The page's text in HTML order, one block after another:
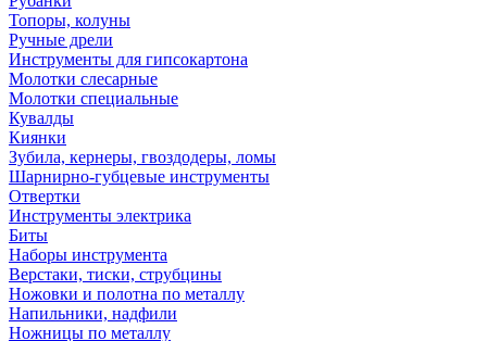
Топоры, колуны
Ручные дрели
Инструменты для гипсокартона
Молотки слесарные
Молотки специальные
Кувалды
Киянки
Зубила, кернеры, гвоздодеры, ломы
Шарнирно-губцевые инструменты
Отвертки
Инструменты электрика
Биты
Наборы инструмента
Верстаки, тиски, струбцины
Ножовки и полотна по металлу
Напильники, надфили
Ножницы по металлу